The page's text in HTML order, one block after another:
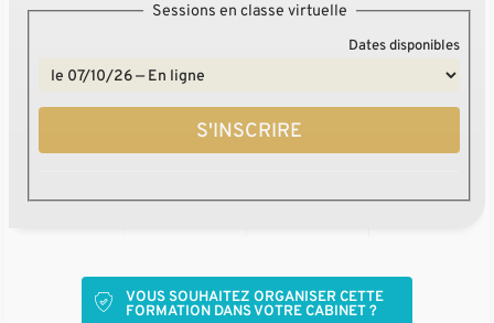
Sessions en classe virtuelle
Dates disponibles
S'INSCRIRE
VOUS SOUHAITEZ ORGANISER CETTE
FORMATION DANS VOTRE CABINET ?